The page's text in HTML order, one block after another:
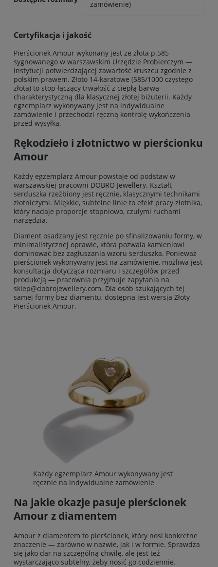
zamówienie)
Certyfikacja i jakość
Pierścionek Amour wykonany jest ze złota p.585
sygnowanego w warszawskim Urzędzie Probierczym —
instytucji potwierdzającej zawartość kruszcu zgodnie z
polskim prawem. Złoto 14-karatowe (585/1000 czystego
złota) to stop łączący trwałość z ciepłą barwą
charakterystyczną dla klasycznej złotej biżuterii. Każdy
egzemplarz wykonywany jest na indywidualne
zamówienie i przechodzi ręczną kontrolę wykończenia
przed wysyłką.
Rękodzieło i złotnictwo w pierścionku
Amour
Każdy egzemplarz Amour powstaje od podstaw w
warszawskiej pracowni DOBRO Jewellery. Kształt
serduszka rzeźbiony jest ręcznie, klasycznymi technikami
złotniczymi. Miękkie, subtelne linie to efekt pracy złotnika,
który nadaje proporcje stopniowo, czułymi ruchami
narzędzia.
Diament osadzany jest ręcznie po sfinalizowaniu formy, w
minimalistycznej oprawie, która pozwala kamieniowi
dominować bez zagłuszania wzoru serduszka. Ponieważ
pierścionek wykonywany jest na zamówienie, możliwa jest
konsultacja dotycząca rozmiaru i szczegółów przed
produkcją — pracownia przyjmuje zapytania na
sklep@dobrojewellery.com. Dla osób szukających tej
samej formy bez diamentu, dostępna jest wersja Złoty
Pierścionek Amour.
Każdy egzemplarz Amour wykonywany jest
ręcznie na indywidualne zamówienie
Na jakie okazje pasuje pierścionek
Amour z diamentem
Amour z diamentem to pierścionek, który nosi konkretne
znaczenie — zarówno w nazwie, jak i w formie. Sprawdza
się jako dar na szczególną chwilę, ale jest też
wystarczająco subtelny, żeby nosić go codziennie.